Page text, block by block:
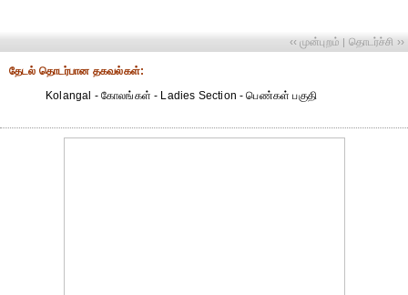
‹‹ முன்புறம் தொடர்ச்சி ››
தேட‌ல் தொட‌ர்பான தகவ‌ல்க‌ள்:
Kolangal - கோலங்கள் - Ladies Section - பெண்கள் பகுதி